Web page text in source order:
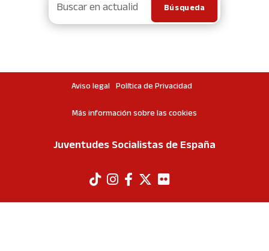
Aviso legal Política de Privacidad
Más información sobre las cookies
Juventudes Socialistas de España